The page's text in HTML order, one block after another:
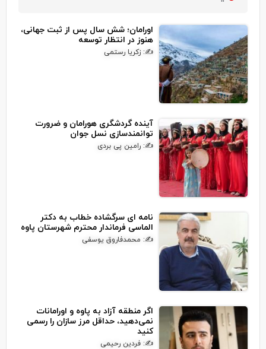
اورامان؛ شش سال پس از ثبت جهانی،
هنوز در انتظار توسعه
✍: زکریا رستمی
آینده گردشگری هورامان و ضرورت
توانمندسازی نسل جوان
✍: رامین پی بردی
نامه ای سرگشاده خطاب به دکتر
الماسی فرماندار محترم شهرستان پاوه
✍: محمدفاروق یوسفی
اگر منطقه آزاد به پاوه و اورامانات
نمی‌دهید، حداقل مرز سازان را رسمی
کنید
✍: فردین رحیمی